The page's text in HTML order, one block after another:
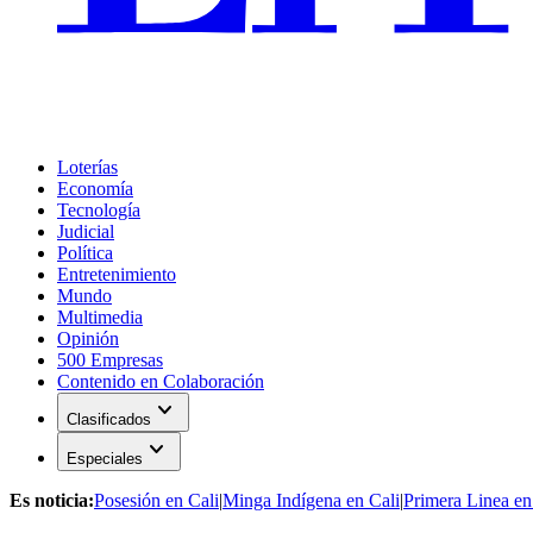
Loterías
Economía
Tecnología
Judicial
Política
Entretenimiento
Mundo
Multimedia
Opinión
500 Empresas
Contenido en Colaboración
Clasificados expand_more
Especiales expand_more
Es noticia:Posesión en Cali|Minga Indígena en Cali|Primera Linea